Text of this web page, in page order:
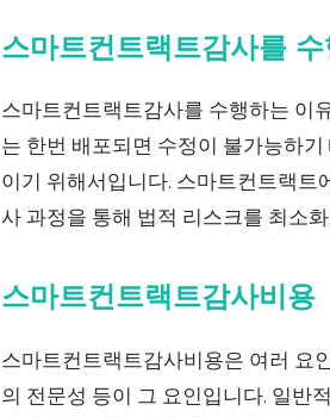
스마트컨트랙트감사를
스마트컨트랙트감사를 수행하는 이
는 한번 배포되면 수정이 불가능하
이기 위해서입니다. 스마트컨트랙트
사 과정을 통해 법적 리스크를 최소
스마트컨트랙트감사비용
스마트컨트랙트감사비용은 여러 요
의 전문성 등이 그 요인입니다. 일반